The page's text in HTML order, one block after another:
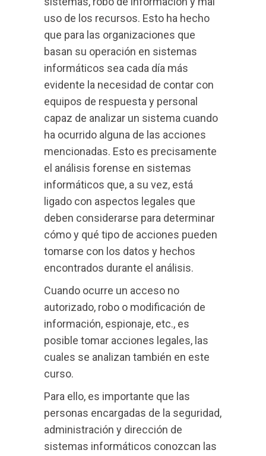
uso de los recursos. Esto ha hecho
que para las organizaciones que
basan su operación en sistemas
informáticos sea cada día más
evidente la necesidad de contar con
equipos de respuesta y personal
capaz de analizar un sistema cuando
ha ocurrido alguna de las acciones
mencionadas. Esto es precisamente
el análisis forense en sistemas
informáticos que, a su vez, está
ligado con aspectos legales que
deben considerarse para determinar
cómo y qué tipo de acciones pueden
tomarse con los datos y hechos
encontrados durante el análisis.
Cuando ocurre un acceso no
autorizado, robo o modificación de
información, espionaje, etc., es
posible tomar acciones legales, las
cuales se analizan también en este
curso.
Para ello, es importante que las
personas encargadas de la seguridad,
administración y dirección de
sistemas informáticos conozcan las